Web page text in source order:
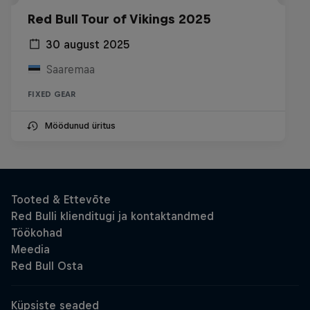
Red Bull Tour of Vikings 2025
30 august 2025
Saaremaa
FIXED GEAR
Möödunud üritus